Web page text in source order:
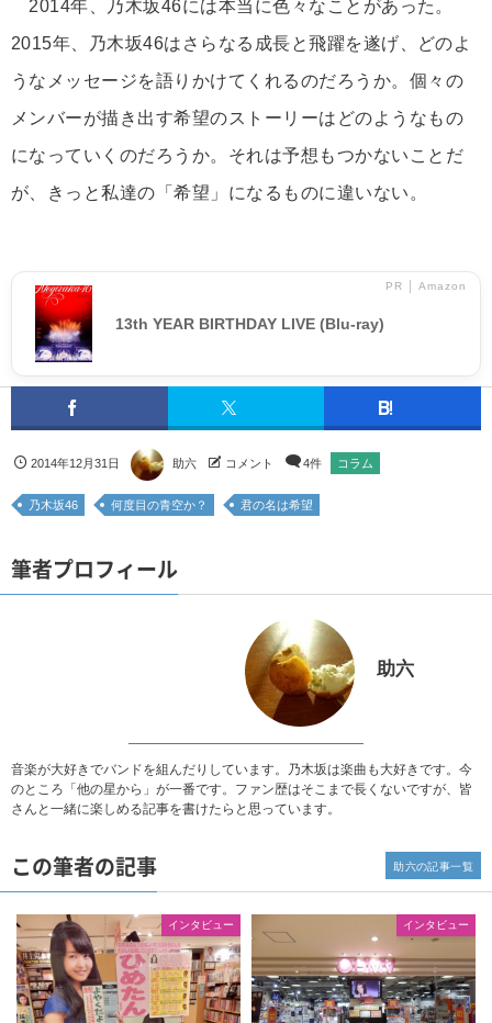
2014年、乃木坂46には本当に色々なことがあった。
2015年、乃木坂46はさらなる成長と飛躍を遂げ、どのよ
うなメッセージを語りかけてくれるのだろうか。個々の
メンバーが描き出す希望のストーリーはどのようなもの
になっていくのだろうか。それは予想もつかないことだ
が、きっと私達の「希望」になるものに違いない。
PR │ Amazon
13th YEAR BIRTHDAY LIVE (Blu-ray)
2014年12月31日 助六 コメント 4件 コラム
乃木坂46 何度目の青空か？ 君の名は希望
筆者プロフィール
助六
音楽が大好きでバンドを組んだりしています。乃木坂は楽曲も大好きです。今
のところ「他の星から」が一番です。ファン歴はそこまで長くないですが、皆
さんと一緒に楽しめる記事を書けたらと思っています。
この筆者の記事
インタビュー インタビュー
助六の記事一覧